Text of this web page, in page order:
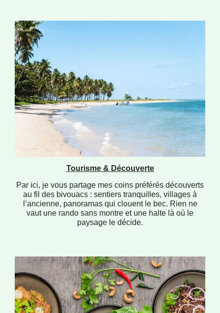
Tourisme & Découverte
Par ici, je vous partage mes coins préférés découverts
au fil des bivouacs : sentiers tranquilles, villages à
l’ancienne, panoramas qui clouent le bec. Rien ne
vaut une rando sans montre et une halte là où le
paysage le décide.